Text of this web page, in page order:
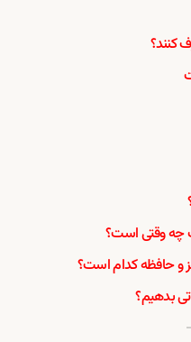
کنند؟
چه وقتی است؟
و حافظه کدام است؟
بدهیم؟